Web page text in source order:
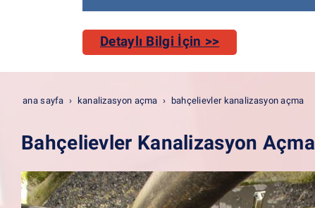
Detaylı Bilgi İçin >>
ana sayfa kanalizasyon açma bahçelievler kanalizasyon açma
Bahçelievler Kanalizasyon Açma